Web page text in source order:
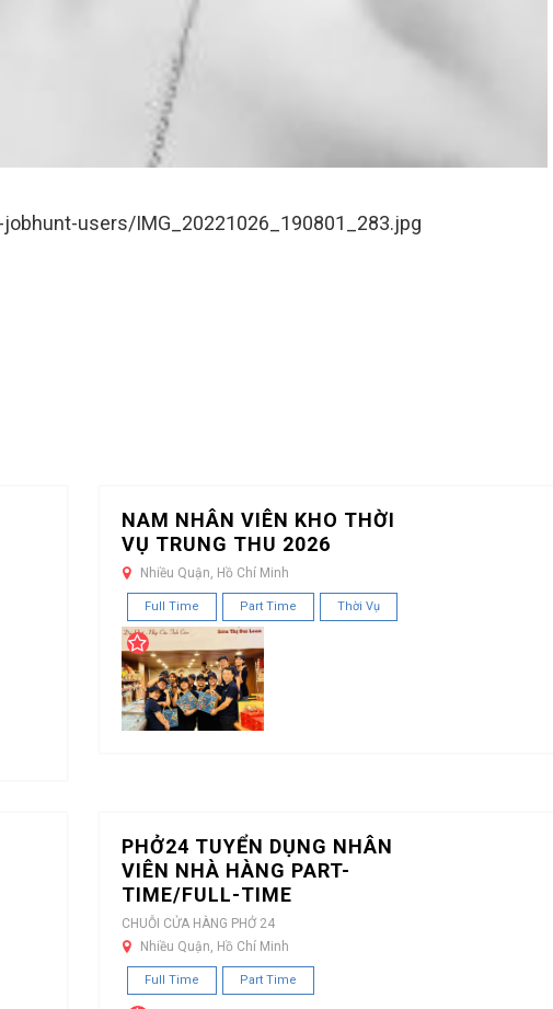
users/IMG_20221026_190801_283.jpg
NAM NHÂN VIÊN KHO THỜI
VỤ TRUNG THU 2026
Nhiều Quận, Hồ Chí Minh
Full Time Part Time Thời Vụ
PHỞ24 TUYỂN DỤNG NHÂN
VIÊN NHÀ HÀNG PART-
TIME/FULL-TIME
CHUỖI CỬA HÀNG PHỞ 24
Nhiều Quận, Hồ Chí Minh
Full Time Part Time